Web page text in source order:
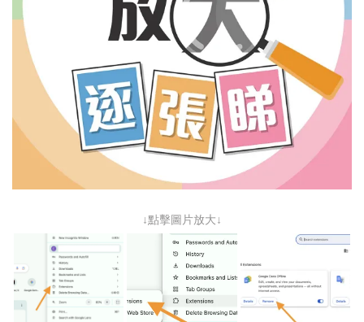
↓點擊圖片放大↓